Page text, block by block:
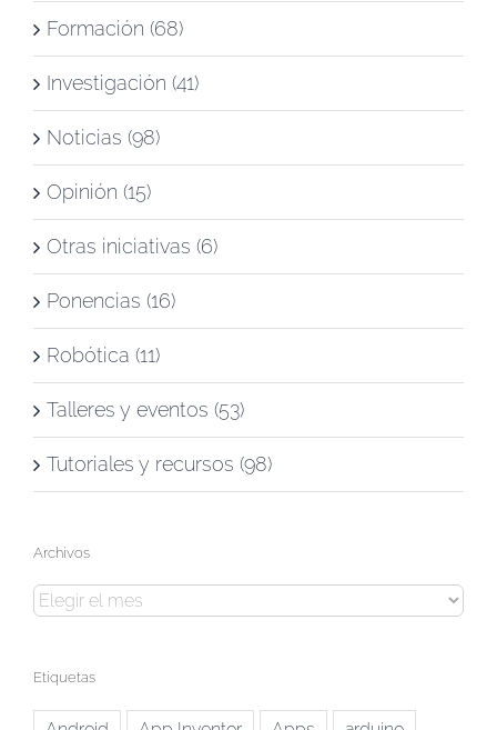
Formación (68)
Investigación (41)
Noticias (98)
Opinión (15)
Otras iniciativas (6)
Ponencias (16)
Robótica (11)
Talleres y eventos (53)
Tutoriales y recursos (98)
Archivos
Archivos
Etiquetas